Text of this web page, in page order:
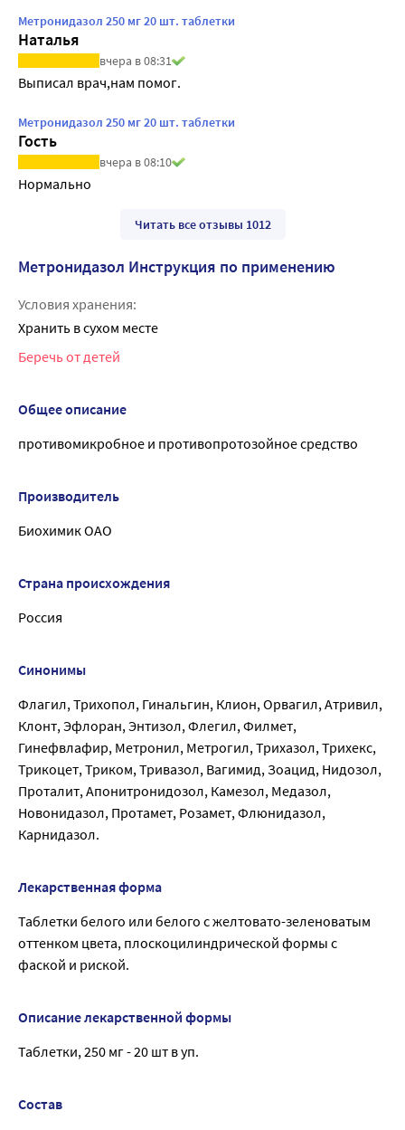
Метронидазол 250 мг 20 шт. таблетки
Наталья
вчера в 08:31
Выписал врач,нам помог.
Метронидазол 250 мг 20 шт. таблетки
Гость
вчера в 08:10
Нормально
Читать все отзывы 1012
Метронидазол Инструкция по применению
Условия хранения:
Хранить в сухом месте
Беречь от детей
Общее описание
противомикробное и противопротозойное средство
Производитель
Биохимик ОАО
Страна происхождения
Россия
Синонимы
Флагил, Трихопол, Гинальгин, Клион, Орвагил, Атривил,
Клонт, Эфлоран, Энтизол, Флегил, Филмет,
Гинефвлафир, Метронил, Метрогил, Трихазол, Трихекс,
Трикоцет, Триком, Тривазол, Вагимид, Зоацид, Нидозол,
Проталит, Апонитронидозол, Камезол, Медазол,
Новонидазол, Протамет, Розамет, Флюнидазол,
Карнидазол.
Лекарственная форма
Таблетки белого или белого с желтовато-зеленоватым
оттенком цвета, плоскоцилиндрической формы с
фаской и риской.
Описание лекарственной формы
Таблетки, 250 мг - 20 шт в уп.
Состав